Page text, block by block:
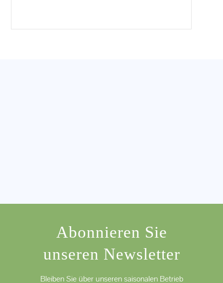
Abonnieren Sie
unseren Newsletter
Bleiben Sie über unseren saisonalen Betrieb